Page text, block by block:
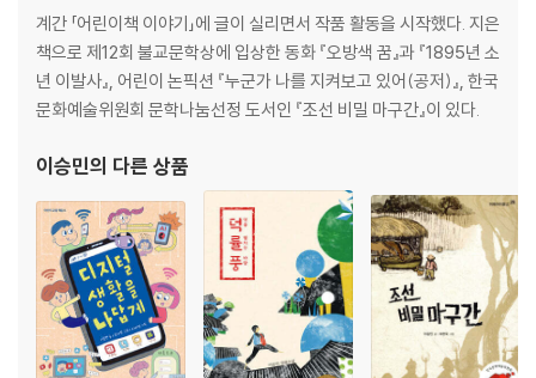
계간 「어린이책 이야기」에 글이 실리면서 작품 활동을 시작했다. 지은
책으로 제12회 불교문학상에 입상한 동화 『오방색 꿈』과 『1895년 소
년 이발사』, 어린이 논픽션 『누군가 나를 지켜보고 있어(공저)』, 한국
문화예술위원회 문학나눔선정 도서인 『조선 비밀 마구간』이 있다.
이승민의 다른 상품